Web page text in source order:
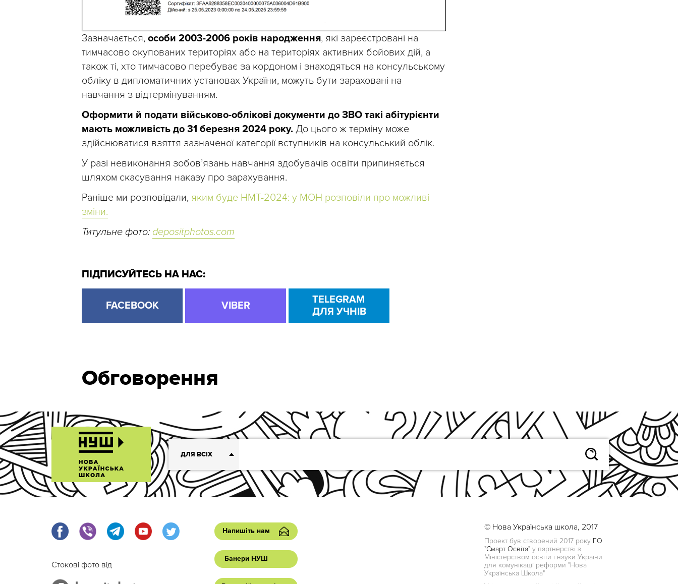
Зазначається, особи 2003-2006 років народження, які зареєстровані на
тимчасово окупованих територіях або на територіях активних бойових дій, а
також ті, хто тимчасово перебуває за кордоном і знаходяться на консульському
обліку в дипломатичних установах України, можуть бути зараховані на
навчання з відтермінуванням.
Оформити й подати військово-облікові документи до ЗВО такі абітурієнти
мають можливість до 31 березня 2024 року. До цього ж терміну може
здійснюватися взяття зазначеної категорії вступників на консульський облік.
У разі невиконання зобов’язань навчання здобувачів освіти припиняється
шляхом скасування наказу про зарахування.
Раніше ми розповідали, яким буде НМТ-2024: у МОН розповіли про можливі
зміни.
Титульне фото: depositphotos.com
ПІДПИСУЙТЕСЬ НА НАС:
FACEBOOK VIBER
TELEGRAM
ДЛЯ УЧНІВ
Обговорення
ДЛЯ ВСІХ
Стокові фото від
Напишіть нам
Банери НУШ
© Нова Українська школа, 2017
Проект був створений 2017 року ГО
"Смарт Освіта" у партнерстві з
Міністерством освіти і науки України
для комунікації реформи "Нова
Українська Школа"